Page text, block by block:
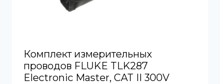
Комплект измерительных
проводов FLUKE TLK287
Electronic Master, CAT II 300V